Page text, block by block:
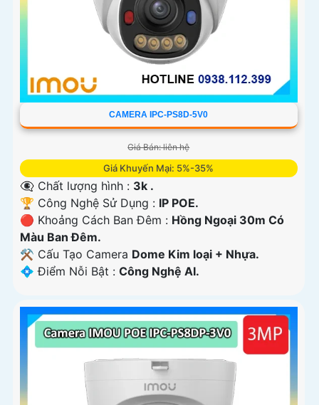
CAMERA IPC-PS8D-5V0
Giá Bán: liên hệ
Giá Khuyến Mại: 5%-35%
👁️‍🗨 Chất lượng hình : 3k .
🏆 Công Nghệ Sử Dụng : IP POE.
🔴 Khoảng Cách Ban Đêm : Hồng Ngoại 30m Có
Màu Ban Ðêm.
⚒ Cấu Tạo Camera Dome Kim loại + Nhựa.
️💠 Điểm Nỗi Bật : Công Nghệ AI.